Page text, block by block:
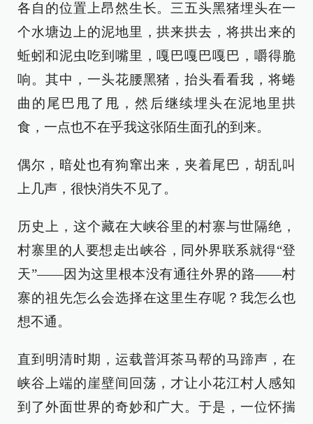
各自的位置上昂然生长。三五头黑猪埋头在一
个水塘边上的泥地里，拱来拱去，将拱出来的
蚯蚓和泥虫吃到嘴里，嘎巴嘎巴嘎巴，嚼得脆
响。其中，一头花腰黑猪，抬头看看我，将蜷
曲的尾巴甩了甩，然后继续埋头在泥地里拱
食，一点也不在乎我这张陌生面孔的到来。
偶尔，暗处也有狗窜出来，夹着尾巴，胡乱叫
上几声，很快消失不见了。
历史上，这个藏在大峡谷里的村寨与世隔绝，
村寨里的人要想走出峡谷，同外界联系就得“登
天”——因为这里根本没有通往外界的路——村
寨的祖先怎么会选择在这里生存呢？我怎么也
想不通。
直到明清时期，运载普洱茶马帮的马蹄声，在
峡谷上端的崖壁间回荡，才让小花江村人感知
到了外面世界的奇妙和广大。于是，一位怀揣